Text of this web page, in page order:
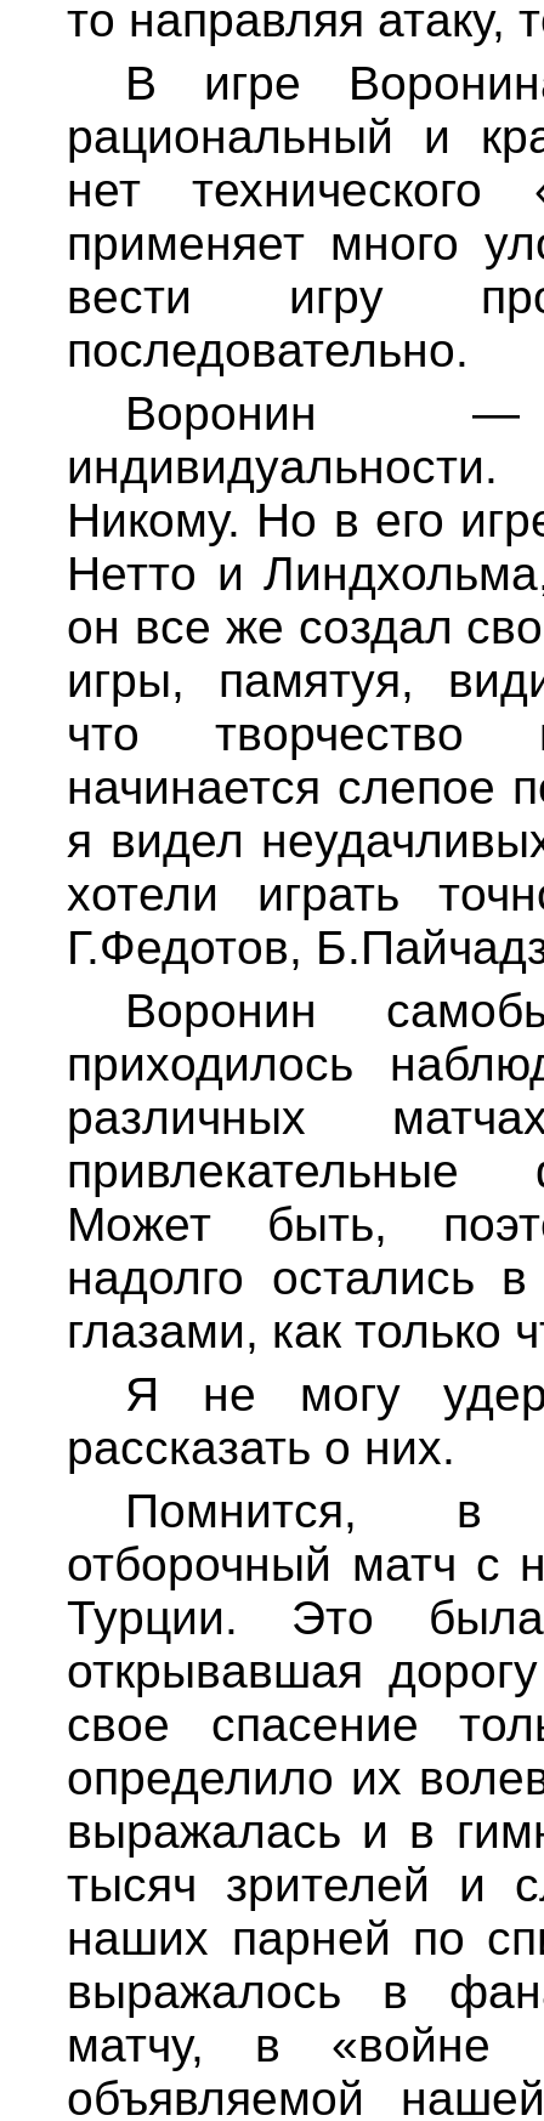
то направляя атаку,
В игре
рациональный и
нет технического
применяет много
вести игру
последовательно.
Воронин
Никому. Но в его
Нетто и Линдхольма
он все же создал
игры, памятуя,
что творчество
начинается слепое
я видел
хотели играть
Г.Федотов,
Воронин
приходилось
различных
Может быть,
надолго остались
глазами, как только
Я не могу
рассказать о них.
Помнится, в
отборочный матч с
Турции. Это
открывавшая
свое спасение
определило их
выражалась и в
тысяч зрителей и
наших парней по
выражалось в
матчу, в «войне
объявляемой